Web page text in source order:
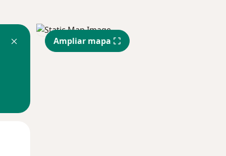
Ampliar mapa